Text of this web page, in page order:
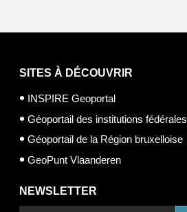
SITES À DÉCOUVRIR
INSPIRE Geoportal
Géoportail des institutions fédérales
Géoportail de la Région bruxelloise
GeoPunt Vlaanderen
NEWSLETTER